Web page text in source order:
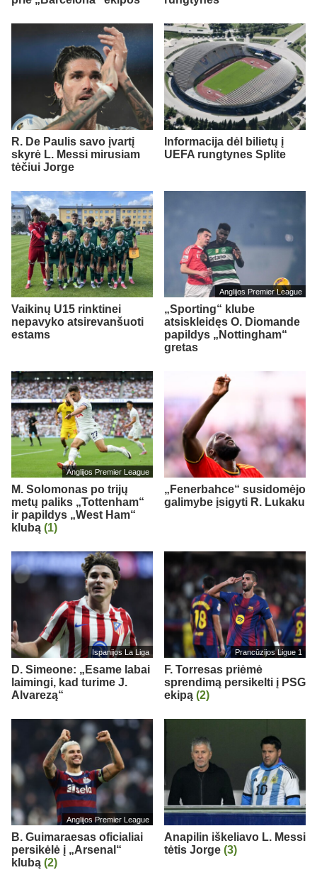
R. De Paulis savo įvartį
skyrė L. Messi mirusiam
tėčiui Jorge
Informacija dėl bilietų į
UEFA rungtynes Splite
Vaikinų U15 rinktinei
nepavyko atsirevanšuoti
estams
Anglijos Premier League
„Sporting“ klube
atsiskleidęs O. Diomande
papildys „Nottingham“
gretas
Anglijos Premier League
M. Solomonas po trijų
metų paliks „Tottenham“
ir papildys „West Ham“
klubą (1)
„Fenerbahce“ susidomėjo
galimybe įsigyti R. Lukaku
Ispanijos La Liga
D. Simeone: „Esame labai
laimingi, kad turime J.
Alvarezą“
Prancūzijos Ligue 1
F. Torresas priėmė
sprendimą persikelti į PSG
ekipą (2)
Anglijos Premier League
B. Guimaraesas oficialiai
persikėlė į „Arsenal“
klubą (2)
Anapilin iškeliavo L. Messi
tėtis Jorge (3)